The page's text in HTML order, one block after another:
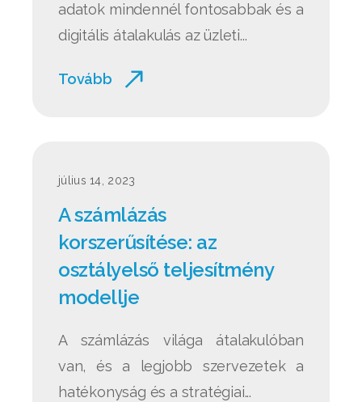
adatok mindennél fontosabbak és a
digitális átalakulás az üzleti...
Tovább
július 14, 2023
A számlázás
korszerűsítése: az
osztályelső teljesítmény
modellje
A számlázás világa átalakulóban
van, és a legjobb szervezetek a
hatékonyság és a stratégiai...